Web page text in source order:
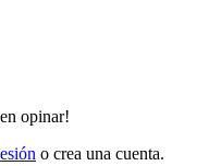
opinar!
o crea una cuenta.